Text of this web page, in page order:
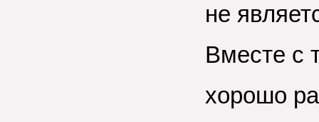
не
Вместе с
хорошо